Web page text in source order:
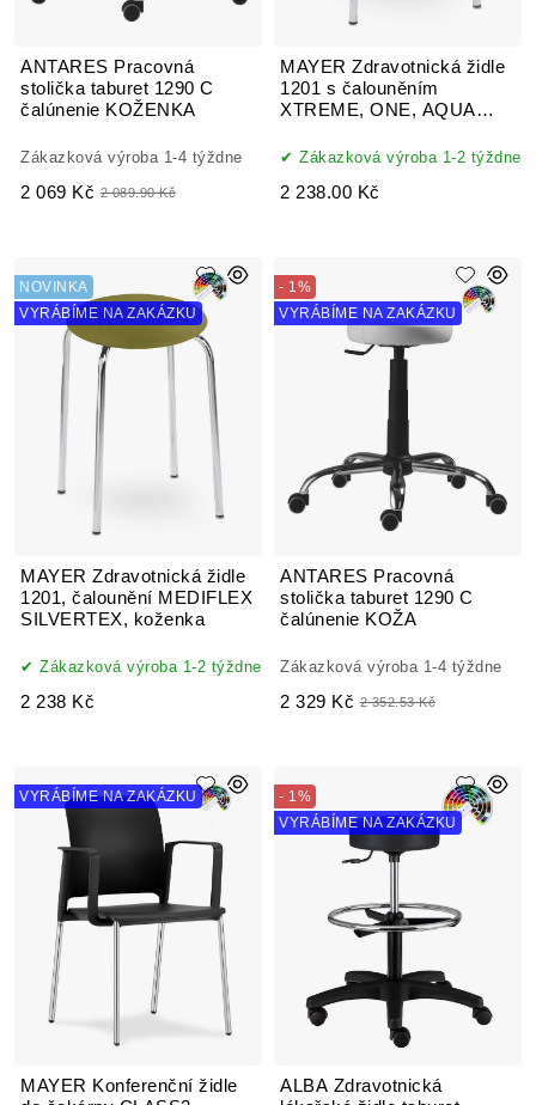
ANTARES Pracovná
stolička taburet 1290 C
čalúnenie KOŽENKA
Zákazková výroba 1-4 týždne
2 069 Kč 2 089.90 Kč
MAYER Zdravotnická židle
1201 s čalouněním
XTREME, ONE, AQUA
Zákazková výroba 1-2 týždne
2 238.00 Kč
MAYER Zdravotnická židle
1201, čalounění MEDIFLEX
SILVERTEX, koženka
NOVINKA
VYRÁBÍME NA ZAKÁZKU
Zákazková výroba 1-2 týždne
2 238 Kč
ANTARES Pracovná
stolička taburet 1290 C
čalúnenie KOŽA
- 1%
VYRÁBÍME NA ZAKÁZKU
Zákazková výroba 1-4 týždne
2 329 Kč 2 352.53 Kč
MAYER Konferenční židle
VYRÁBÍME NA ZAKÁZKU
ALBA Zdravotnická
- 1%
VYRÁBÍME NA ZAKÁZKU